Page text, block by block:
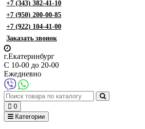
+7 (343) 382-41-10
+7 (950) 200-00-85
+7 (922) 104-41-00
Заказать звонок
г.Екатеринбург
С 10-00 до 20-00
Ежедневно
0
Категории